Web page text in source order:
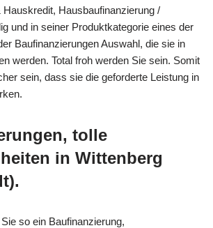
Hausbaufinanzierung /
und in seiner Produktkategorie eines der
Baufinanzierungen Auswahl, die sie in
werden. Total froh werden Sie sein. Somit
sein, dass sie die geforderte Leistung in
tolle
in Wittenberg
so ein Baufinanzierung,